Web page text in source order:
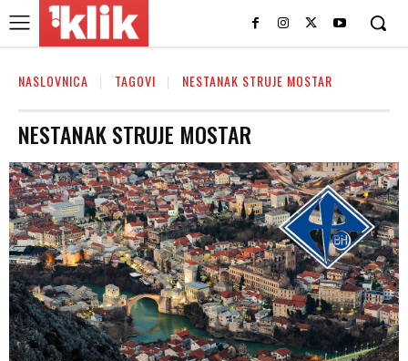
NASLOVNICA TAGOVI NESTANAK STRUJE MOSTAR
NESTANAK STRUJE MOSTAR